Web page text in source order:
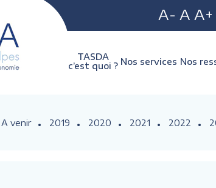
A- A A+
TASDA
c’est quoi ? Nos services Nos
A venir 2019 2020 2021 2022